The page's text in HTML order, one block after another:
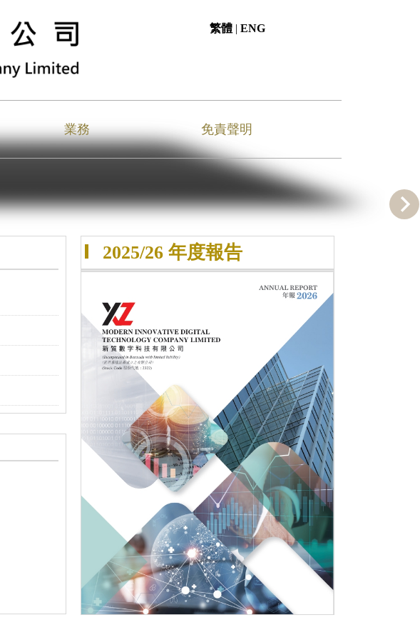
繁體 |ENG
業務 免責聲明
2025/26 年度報告